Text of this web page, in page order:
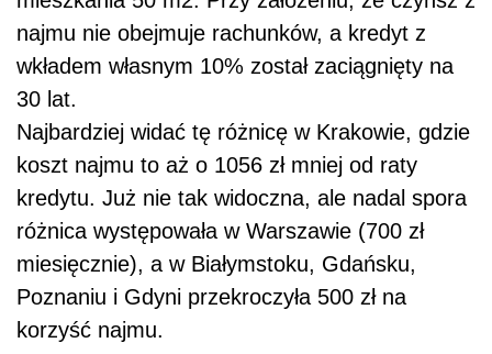
najmu nie obejmuje rachunków, a kredyt z
wkładem własnym 10% został zaciągnięty na
30 lat.
Najbardziej widać tę różnicę w Krakowie, gdzie
koszt najmu to aż o 1056 zł mniej od raty
kredytu. Już nie tak widoczna, ale nadal spora
różnica występowała w Warszawie (700 zł
miesięcznie), a w Białymstoku, Gdańsku,
Poznaniu i Gdyni przekroczyła 500 zł na
korzyść najmu.